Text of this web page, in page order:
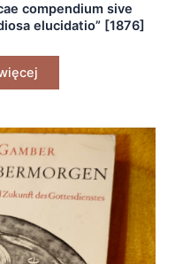
compendium sive
elucidatio” [1876]